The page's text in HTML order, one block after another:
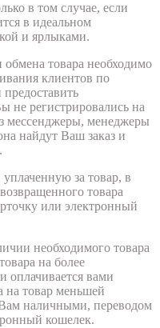
в том случае, если
в идеальном
и ярлыками.
товара необходимо
клиентов по
не регистрировались на
мессенджеры, менеджеры
найдут Ваш заказ и
за товар, в
товара
или электронный
необходимого товара
на более
оплачивается вами
на товар меньшей
наличными, переводом
кошелек.